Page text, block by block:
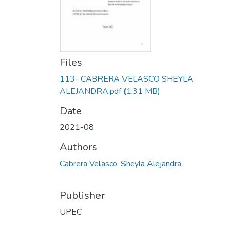
Files
113- CABRERA VELASCO SHEYLA
ALEJANDRA.pdf(1.31 MB)
Date
2021-08
Authors
Cabrera Velasco, Sheyla Alejandra
Publisher
UPEC